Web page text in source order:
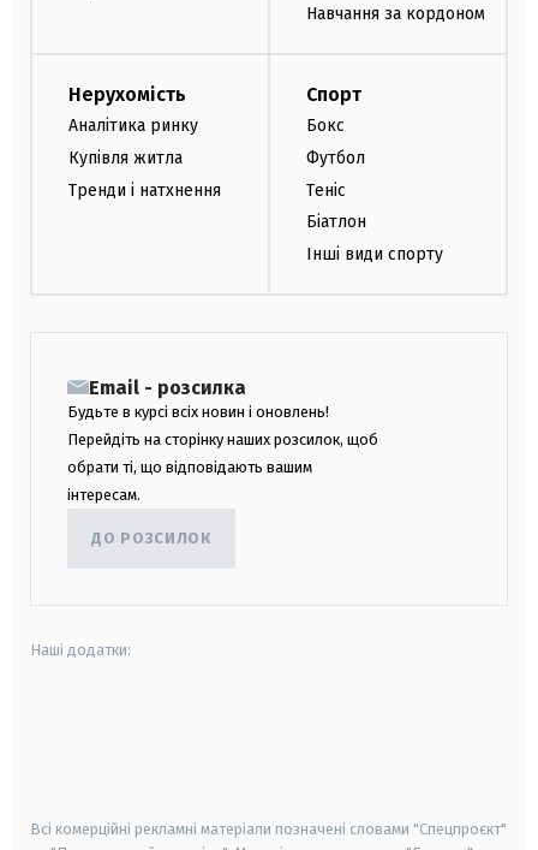
Навчання за кордоном
Нерухомість
Аналітика ринку
Купівля житла
Тренди і натхнення
Спорт
Бокс
Футбол
Теніс
Біатлон
Інші види спорту
Email - розсилка
Будьте в курсі всіх новин і оновлень!
Перейдіть на сторінку наших розсилок, щоб
обрати ті, що відповідають вашим
інтересам.
ДО РОЗСИЛОК
Наші додатки:
Всі комерційні рекламні матеріали позначені словами "Спецпроєкт"